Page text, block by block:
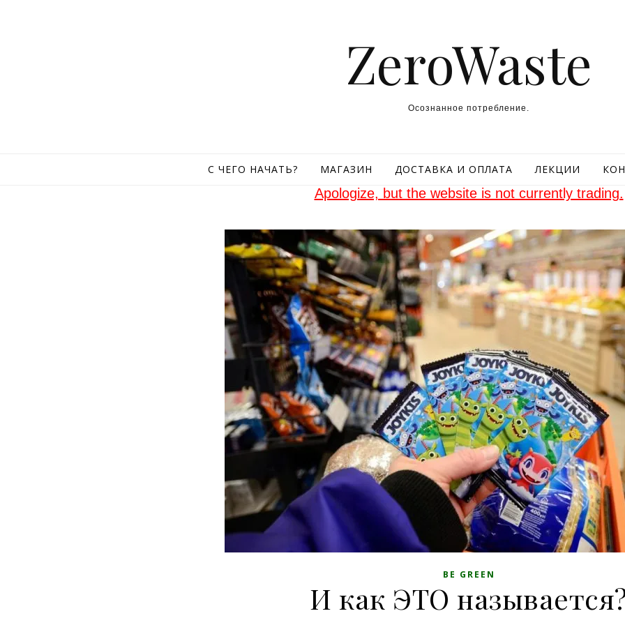
ZeroWaste
Осознанное потребление.
С ЧЕГО НАЧАТЬ? МАГАЗИН ДОСТАВКА И ОПЛАТА ЛЕКЦИИ
Apologize, but the website is not currently trading.
BE GREEN
И как ЭТО